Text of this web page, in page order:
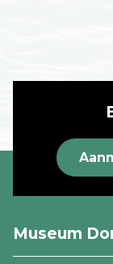
Museum